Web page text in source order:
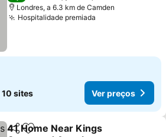
Londres, a 6.3 km de Camden
Hospitalidade premiada
10 sites Ver preços
PartilharAdicionar aos favoritos
41 Home Near Kings